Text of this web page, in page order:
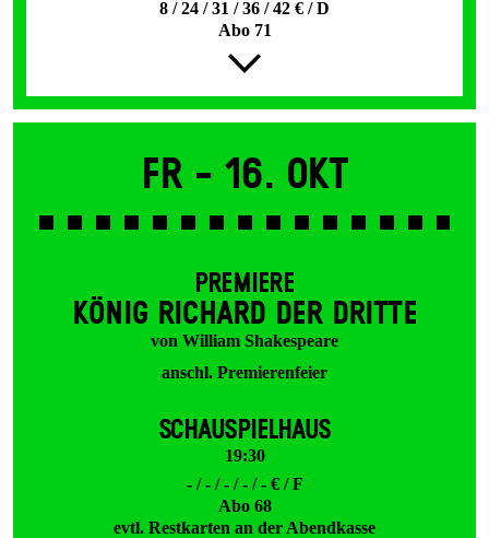
8 / 24 / 31 / 36 / 42 € / D
Abo 71
Fr - 16. Okt
PREMIERE
KÖNIG RICHARD DER DRITTE
von William Shakespeare
anschl. Premierenfeier
SCHAUSPIELHAUS
19:30
- / - / - / - / - € / F
Abo 68
evtl. Restkarten an der Abendkasse